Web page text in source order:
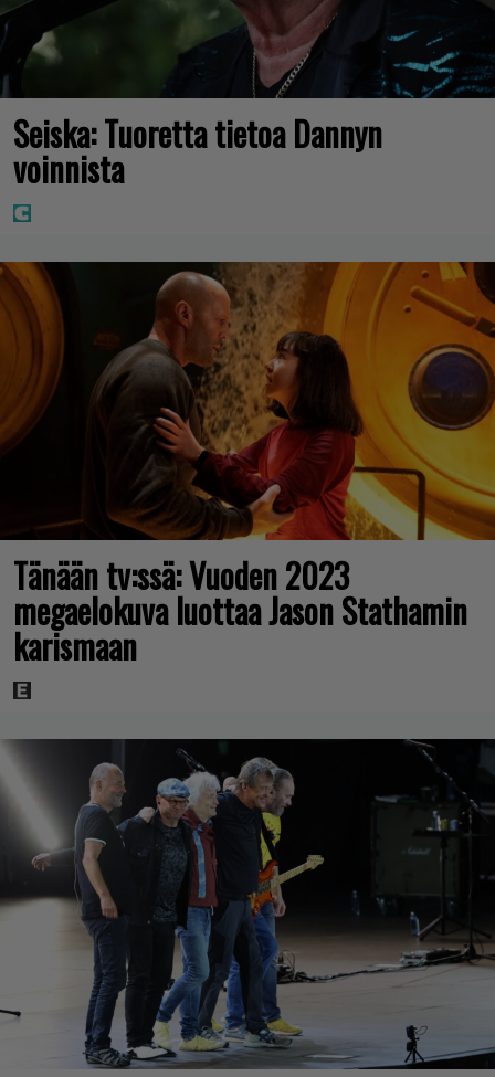
Seiska: Tuoretta tietoa Dannyn
voinnista
Tänään tv:ssä: Vuoden 2023
megaelokuva luottaa Jason Stathamin
karismaan